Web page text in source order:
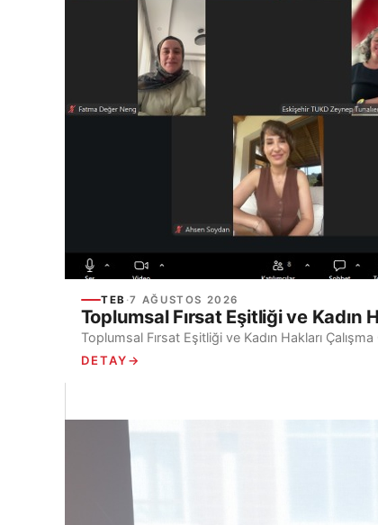
TEB ·7 AĞUSTOS 2026
Toplumsal Fırsat Eşitliği ve Kadın
Toplumsal Fırsat Eşitliği ve Kadın Hakları
DETAY→